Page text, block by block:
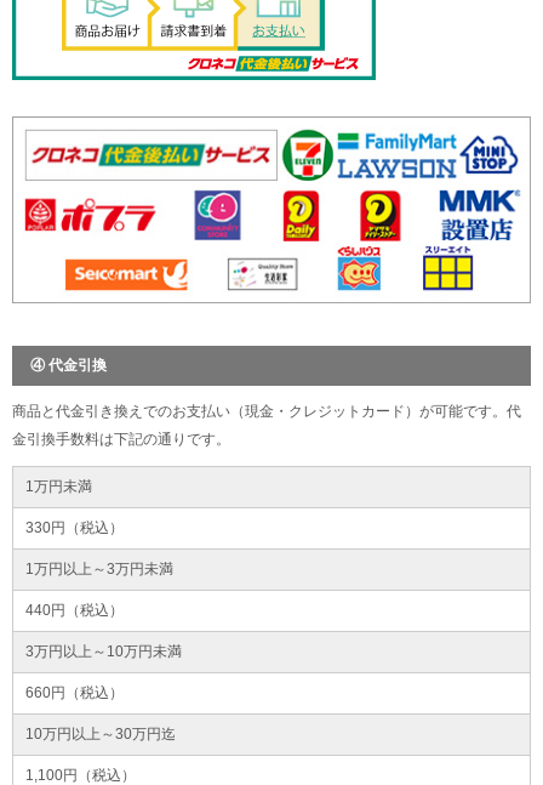
④ 代金引換
商品と代金引き換えでのお支払い（現金・クレジットカード）が可能です。代
金引換手数料は下記の通りです。
1万円未満
330円（税込）
1万円以上～3万円未満
440円（税込）
3万円以上～10万円未満
660円（税込）
10万円以上～30万円迄
1,100円（税込）